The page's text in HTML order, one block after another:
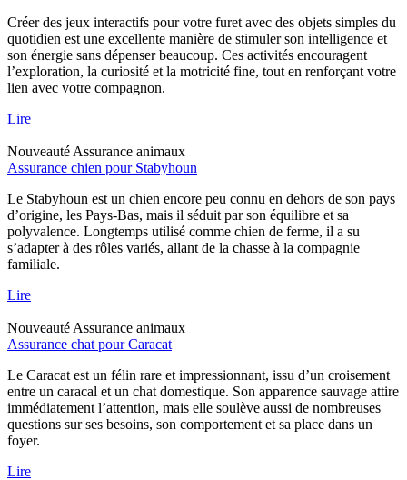
Créer des jeux interactifs pour votre furet avec des objets simples du
quotidien est une excellente manière de stimuler son intelligence et
son énergie sans dépenser beaucoup. Ces activités encouragent
l’exploration, la curiosité et la motricité fine, tout en renforçant votre
lien avec votre compagnon.
Lire
Nouveauté Assurance animaux
Assurance chien pour Stabyhoun
Le Stabyhoun est un chien encore peu connu en dehors de son pays
d’origine, les Pays-Bas, mais il séduit par son équilibre et sa
polyvalence. Longtemps utilisé comme chien de ferme, il a su
s’adapter à des rôles variés, allant de la chasse à la compagnie
familiale.
Lire
Nouveauté Assurance animaux
Assurance chat pour Caracat
Le Caracat est un félin rare et impressionnant, issu d’un croisement
entre un caracal et un chat domestique. Son apparence sauvage attire
immédiatement l’attention, mais elle soulève aussi de nombreuses
questions sur ses besoins, son comportement et sa place dans un
foyer.
Lire